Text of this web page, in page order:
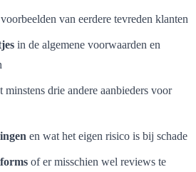
van eerdere tevreden klanten
in de algemene voorwaarden en
minstens drie andere aanbieders voor
en wat het eigen risico is bij schade
of er misschien wel reviews te